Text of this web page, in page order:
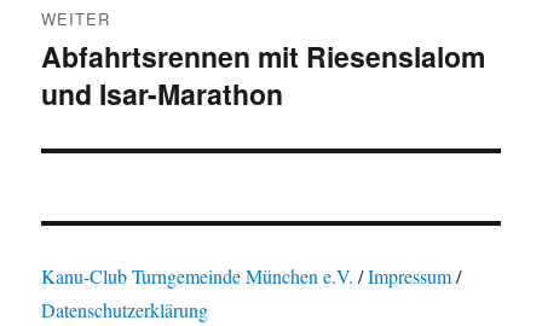
WEITER
Nächster
Beitrag:
Abfahrtsrennen mit Riesenslalom
und Isar-Marathon
Kanu-Club Turngemeinde München e.V. /Impressum/
Datenschutzerklärung